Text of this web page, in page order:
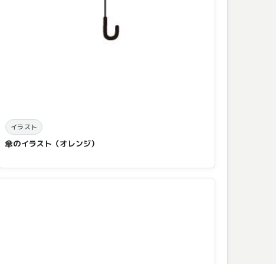
イラスト
傘のイラスト（オレンジ）